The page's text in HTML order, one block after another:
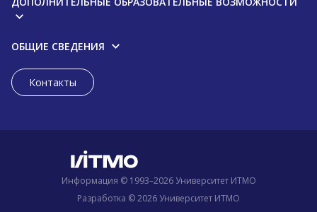
ОБЩИЕ СВЕДЕНИЯ
Контакты
Информация © 1993–2026 Университет ИТМО
Разработка © 2026 Университет ИТМО